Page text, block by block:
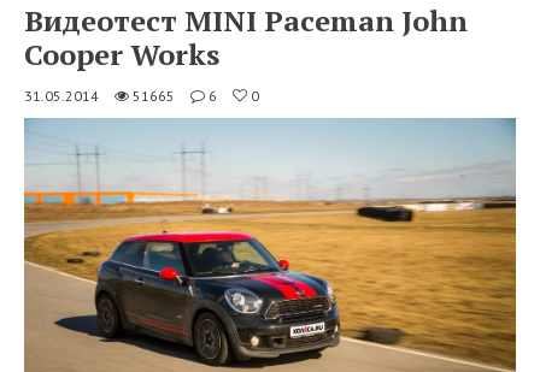
Видеотест MINI Paceman John
Cooper Works
31.05.2014 51665 6 0